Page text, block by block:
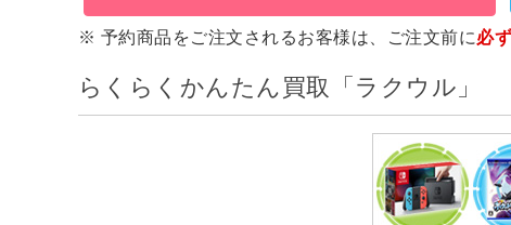
※ 予約商品をご注文されるお客様は、ご注文前に必ず
らくらくかんたん買取「ラクウル」